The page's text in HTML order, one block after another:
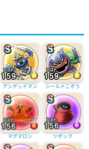
アンデッドマン シールドこぞう
マグマロン ツボック